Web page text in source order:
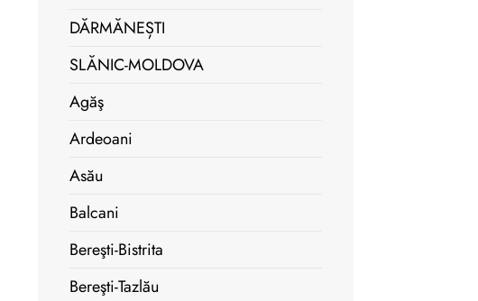
DĂRMĂNEȘTI
SLĂNIC-MOLDOVA
Agăş
Ardeoani
Asău
Balcani
Bereşti-Bistrita
Bereşti-Tazlău